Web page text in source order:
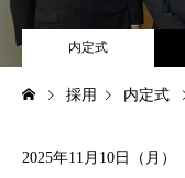
内定式
採用 内定式
2025年11月10日（月）